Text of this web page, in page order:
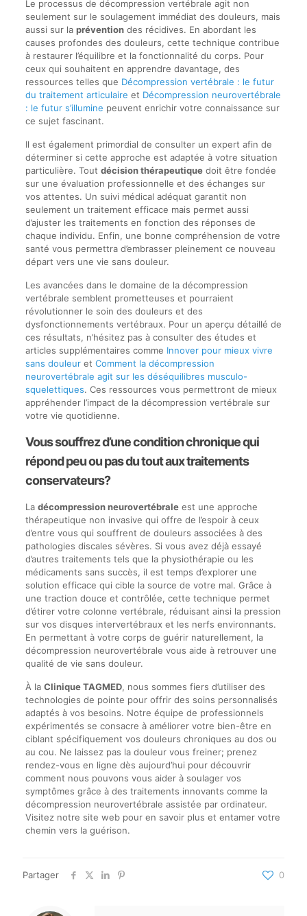
Le processus de décompression vertébrale agit non
seulement sur le soulagement immédiat des douleurs, mais
aussi sur la préventiondes récidives. En abordant les
causes profondes des douleurs, cette technique contribue
à restaurer l’équilibre et la fonctionnalité du corps. Pour
ceux qui souhaitent en apprendre davantage, des
ressources telles que Décompression vertébrale : le futur
du traitement articulaire et Décompression neurovertébrale
: le futur s’illumine peuvent enrichir votre connaissance sur
ce sujet fascinant.
Il est également primordial de consulter un expert afin de
déterminer si cette approche est adaptée à votre situation
particulière. Tout décision thérapeutiquedoit être fondée
sur une évaluation professionnelle et des échanges sur
vos attentes. Un suivi médical adéquat garantit non
seulement un traitement efficace mais permet aussi
d’ajuster les traitements en fonction des réponses de
chaque individu. Enfin, une bonne compréhension de votre
santé vous permettra d’embrasser pleinement ce nouveau
départ vers une vie sans douleur.
Les avancées dans le domaine de la décompression
vertébrale semblent prometteuses et pourraient
révolutionner le soin des douleurs et des
dysfonctionnements vertébraux. Pour un aperçu détaillé de
ces résultats, n’hésitez pas à consulter des études et
articles supplémentaires comme Innover pour mieux vivre
sans douleuret Comment la décompression
neurovertébrale agit sur les déséquilibres musculo-
squelettiques. Ces ressources vous permettront de mieux
appréhender l’impact de la décompression vertébrale sur
votre vie quotidienne.
Vous souffrez d’une condition chronique qui
répond peu ou pas du tout aux traitements
conservateurs?
La décompression neurovertébraleest une approche
thérapeutique non invasive qui offre de l’espoir à ceux
d’entre vous qui souffrent de douleurs associées à des
pathologies discales sévères. Si vous avez déjà essayé
d’autres traitements tels que la physiothérapie ou les
médicaments sans succès, il est temps d’explorer une
solution efficace qui cible la source de votre mal. Grâce à
une traction douce et contrôlée, cette technique permet
d’étirer votre colonne vertébrale, réduisant ainsi la pression
sur vos disques intervertébraux et les nerfs environnants.
En permettant à votre corps de guérir naturellement, la
décompression neurovertébrale vous aide à retrouver une
qualité de vie sans douleur.
À la Clinique TAGMED, nous sommes fiers d’utiliser des
technologies de pointe pour offrir des soins personnalisés
adaptés à vos besoins. Notre équipe de professionnels
expérimentés se consacre à améliorer votre bien-être en
ciblant spécifiquement vos douleurs chroniques au dos ou
au cou. Ne laissez pas la douleur vous freiner; prenez
rendez-vous en ligne dès aujourd’hui pour découvrir
comment nous pouvons vous aider à soulager vos
symptômes grâce à des traitements innovants comme la
décompression neurovertébrale assistée par ordinateur.
Visitez notre site web pour en savoir plus et entamer votre
chemin vers la guérison.
Partager 0